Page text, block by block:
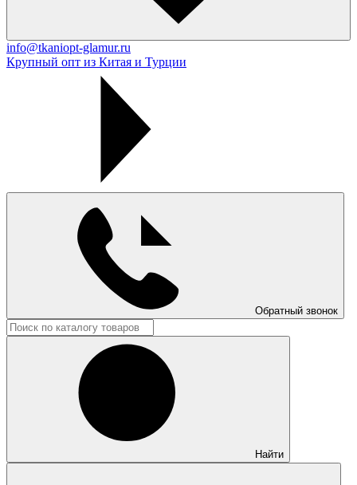
info@tkaniopt-glamur.ru
Крупный опт из Китая и Турции
Обратный звонок
Найти